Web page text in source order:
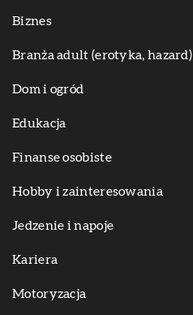
Biznes
Branża adult (erotyka, hazard)
Dom i ogród
Edukacja
Finanse osobiste
Hobby i zainteresowania
Jedzenie i napoje
Kariera
Motoryzacja